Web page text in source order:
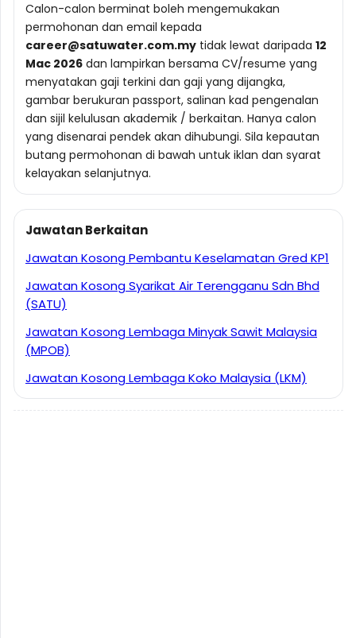
Calon-calon berminat boleh mengemukakan
permohonan dan email kepada
career@satuwater.com.my tidak lewat daripada 12
Mac 2026 dan lampirkan bersama CV/resume yang
menyatakan gaji terkini dan gaji yang dijangka,
gambar berukuran passport, salinan kad pengenalan
dan sijil kelulusan akademik / berkaitan. Hanya calon
yang disenarai pendek akan dihubungi. Sila kepautan
butang permohonan di bawah untuk iklan dan syarat
kelayakan selanjutnya.
Jawatan Berkaitan
Jawatan Kosong Pembantu Keselamatan Gred KP1
Jawatan Kosong Syarikat Air Terengganu Sdn Bhd
(SATU)
Jawatan Kosong Lembaga Minyak Sawit Malaysia
(MPOB)
Jawatan Kosong Lembaga Koko Malaysia (LKM)